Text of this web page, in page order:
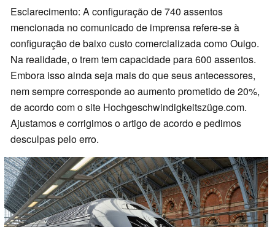
Esclarecimento: A configuração de 740 assentos
mencionada no comunicado de imprensa refere-se à
configuração de baixo custo comercializada como Ouigo.
Na realidade, o trem tem capacidade para 600 assentos.
Embora isso ainda seja mais do que seus antecessores,
nem sempre corresponde ao aumento prometido de 20%,
de acordo com o site Hochgeschwindigkeitszüge.com.
Ajustamos e corrigimos o artigo de acordo e pedimos
desculpas pelo erro.